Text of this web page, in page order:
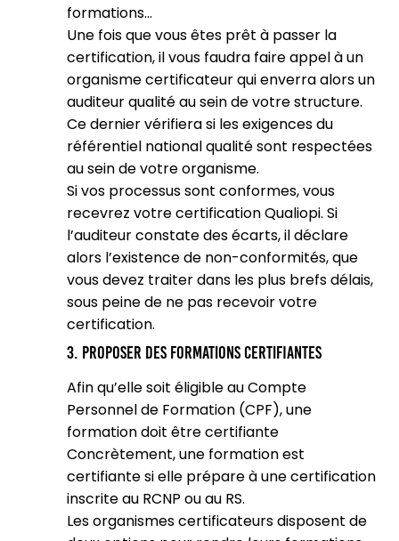
formations…
Une fois que vous êtes prêt à passer la
certification, il vous faudra faire appel à un
organisme certificateur qui enverra alors un
auditeur qualité au sein de votre structure.
Ce dernier vérifiera si les exigences du
référentiel national qualité sont respectées
au sein de votre organisme.
Si vos processus sont conformes, vous
recevrez votre certification Qualiopi. Si
l’auditeur constate des écarts, il déclare
alors l’existence de non-conformités, que
vous devez traiter dans les plus brefs délais,
sous peine de ne pas recevoir votre
certification.
3. Proposer des formations certifiantes
Afin qu’elle soit éligible au Compte
Personnel de Formation (CPF), une
formation doit être certifiante
Concrètement, une formation est
certifiante si elle prépare à une certification
inscrite au RCNP ou au RS.
Les organismes certificateurs disposent de